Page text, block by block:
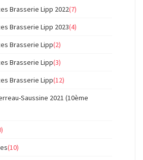
Brasserie Lipp 2022(7)
Brasserie Lipp 2023(4)
Brasserie Lipp(2)
Brasserie Lipp(3)
Brasserie Lipp(12)
Saussine 2021 (10ème
(10)